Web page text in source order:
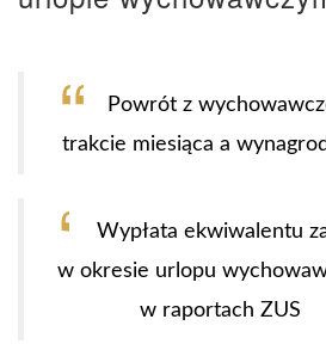
Powrót z
trakcie miesiąca a
Wypłata ekwiwalentu
w okresie urlopu
w raportach ZUS